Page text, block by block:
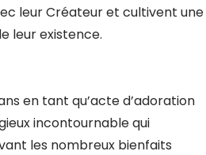
leur Créateur et cultivent une
leur existence.
en tant qu’acte d’adoration
incontournable qui
les nombreux bienfaits